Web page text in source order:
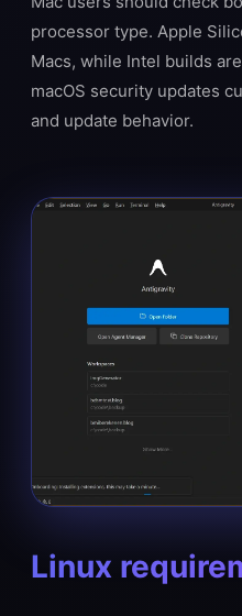
processor type. Apple
Macs, while Intel builds
macOS security updates
and update behavior.
Linux